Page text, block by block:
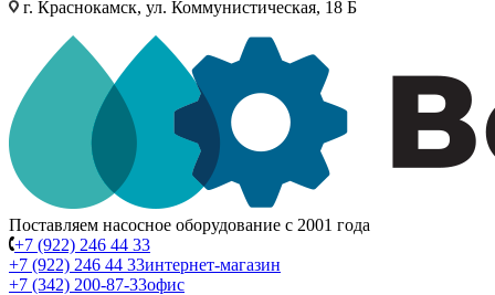
г. Краснокамск, ул. Коммунистическая, 18 Б
Поставляем насосное оборудование с 2001 года
+7 (922) 246 44 33
+7 (922) 246 44 33интернет-магазин
+7 (342) 200-87-33офис